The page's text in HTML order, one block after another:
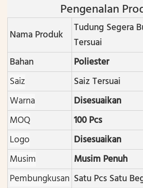
Pengenalan
Nama Produk
Tudung Segera
Tersuai
Bahan
Poliester
Saiz
Saiz Tersuai
Warna
Disesuaikan
MOQ
100 Pcs
Logo
Disesuaikan
Musim
Musim Penuh
Pembungkusan Satu Pcs Satu